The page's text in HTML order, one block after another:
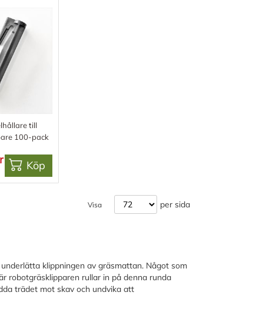
till
100-pack
Köp
Visa per sida
klippningen av gräsmattan. Något som
robotgräsklipparen rullar in på denna runda
trädet mot skav och undvika att